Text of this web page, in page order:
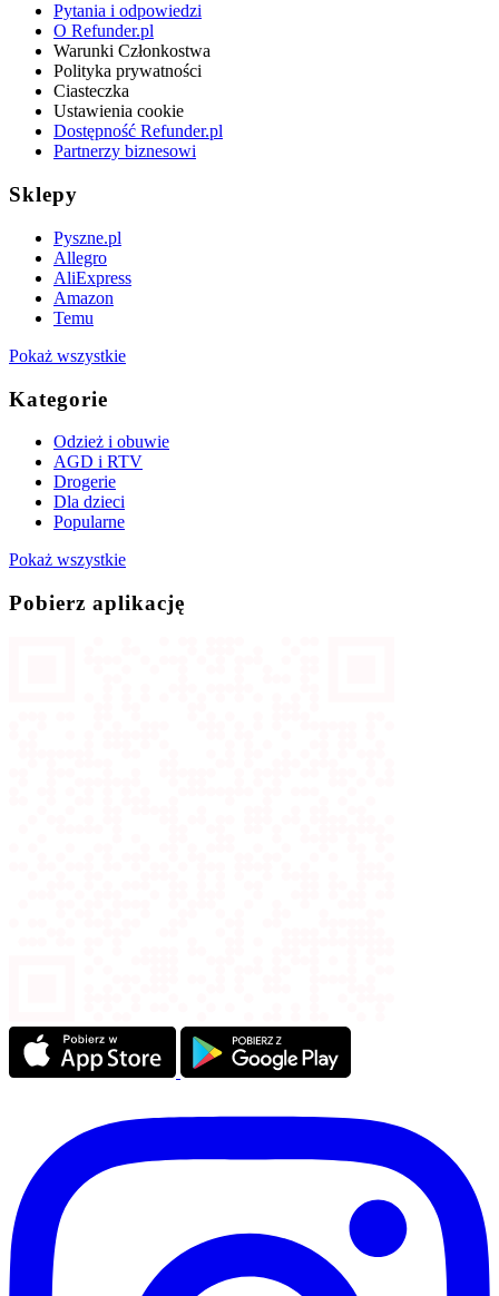
Pytania i odpowiedzi
O Refunder.pl
Warunki Członkostwa
Polityka prywatności
Ciasteczka
Ustawienia cookie
Dostępność Refunder.pl
Partnerzy biznesowi
Sklepy
Pyszne.pl
Allegro
AliExpress
Amazon
Temu
Pokaż wszystkie
Kategorie
Odzież i obuwie
AGD i RTV
Drogerie
Dla dzieci
Popularne
Pokaż wszystkie
Pobierz aplikację